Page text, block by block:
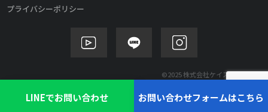
LINEでお問い合わせ お問い合わせフォームはこちら
プライバシーポリシー
©2025 株式会社ケイズモビリティ